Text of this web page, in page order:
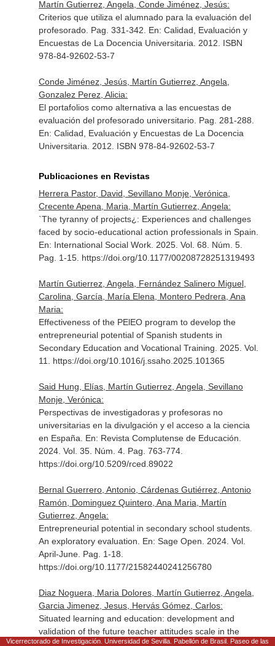
Martín Gutierrez, Angela, Conde Jiménez, Jesús:
Criterios que utiliza el alumnado para la evaluación del
profesorado. Pag. 331-342. En: Calidad, Evaluación y
Encuestas de La Docencia Universitaria . 2012. ISBN
978-84-92602-53-7
Conde Jiménez, Jesús, Martín Gutierrez, Angela,
Gonzalez Perez, Alicia:
El portafolios como alternativa a las encuestas de
evaluación del profesorado universitario. Pag. 281-288.
En: Calidad, Evaluación y Encuestas de La Docencia
Universitaria . 2012. ISBN 978-84-92602-53-7
Publicaciones en Revistas
Herrera Pastor, David, Sevillano Monje, Verónica,
Crecente Apena, Maria, Martín Gutierrez, Angela:
`The tyranny of projects¿: Experiences and challenges
faced by socio-educational action professionals in Spain.
En: International Social Work. 2025. Vol. 68. Núm. 5.
Pag. 1-15. https://doi.org/10.1177/00208728251319493
Martín Gutierrez, Angela, Fernández Salinero Miguel,
Carolina, García, María Elena, Montero Pedrera, Ana
Maria:
Effectiveness of the PElEO program to develop the
entrepreneurial potential of Spanish students in
Secondary Education and Vocational Training. 2025. Vol.
11. https://doi.org/10.1016/j.ssaho.2025.101365
Said Hung, Elías, Martín Gutierrez, Angela, Sevillano
Monje, Verónica:
Perspectivas de investigadoras y profesoras no
universitarias en la divulgación y el acceso a la ciencia
en España. En: Revista Complutense de Educación
2024. Vol. 35. Núm. 4. Pag. 763-774.
https://doi.org/10.5209/rced.89022
Bernal Guerrero, Antonio, Cárdenas Gutiérrez, Antonio
Ramón, Dominguez Quintero, Ana Maria, Martín
Gutierrez, Angela:
Entrepreneurial potential in secondary school students.
An exploratory evaluation. En: Sage Open . 2024. Vol.
April-June. Pag. 1-18.
https://doi.org/10.1177/21582440241256780
Diaz Noguera, Maria Dolores, Martín Gutierrez, Angela,
Garcia Jimenez, Jesus, Hervás Gómez, Carlos:
Situated learning and education: development and
validation of the future teacher attitudes scale in the
Vicerrectorado de Investigación. Universidad de Sevilla. Pabellón de Brasil. Paseo de las